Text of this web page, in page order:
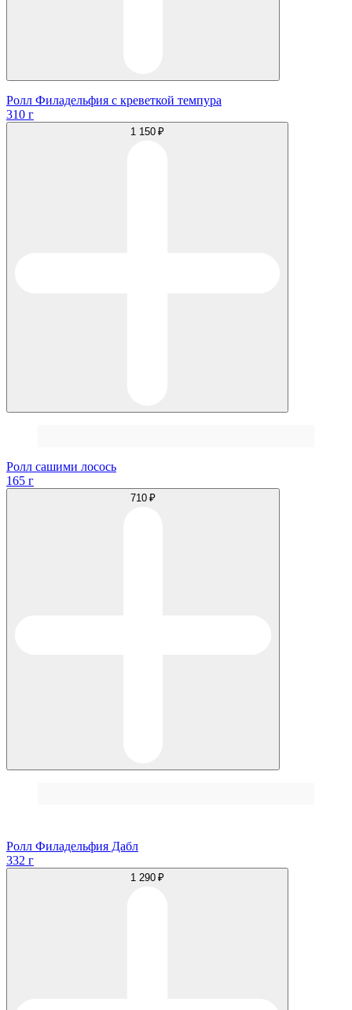
Ролл Филадельфия с креветкой темпура
310 г
1 150 ₽
Ролл сашими лосось
165 г
710 ₽
Ролл Филадельфия Дабл
332 г
1 290 ₽